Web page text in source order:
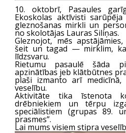
10. oktobrī, Pasaules
Ekoskolas aktīvisti
gleznošanas mirkli un
no skolotājas Lau­ras Siliņas.
Gleznojot, mēs
šeit un tagad — mirklim,
līdzsvaru.
Rietumu pasaulē šāda
apzinātības jeb klātbūtnes
plaši izmanto arī
veselību.
Aktivitāte tika īstenota
drēbniekiem un tērpu
speciālistiem (grupas 89.
prasmes”.
Lai mums visiem stipra